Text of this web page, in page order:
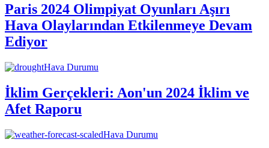
Paris 2024 Olimpiyat Oyunları Aşırı
Hava Olaylarından Etkilenmeye Devam
Ediyor
Hava Durumu
İklim Gerçekleri: Aon'un 2024 İklim ve
Afet Raporu
Hava Durumu